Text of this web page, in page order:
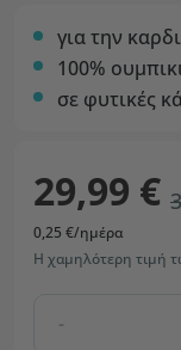
για την
100%
σε φυτικές
29,99 €
0,25 €/ημέρα
Η χαμηλότερη τιμή
-